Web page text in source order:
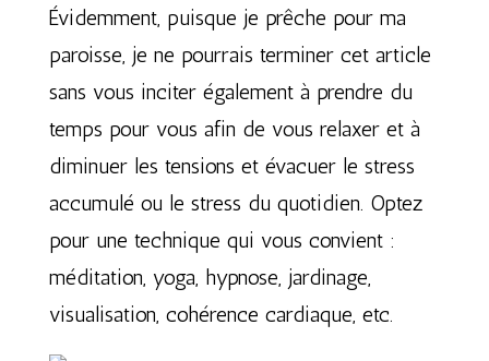
Évidemment, puisque je prêche pour ma
paroisse, je ne pourrais terminer cet article
sans vous inciter également à prendre du
temps pour vous afin de vous relaxer et à
diminuer les tensions et évacuer le stress
accumulé ou le stress du quotidien. Optez
pour une technique qui vous convient :
méditation, yoga, hypnose, jardinage,
visualisation, cohérence cardiaque, etc.